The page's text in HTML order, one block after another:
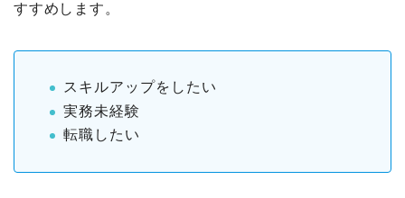
すすめします。
スキルアップをしたい
実務未経験
転職したい